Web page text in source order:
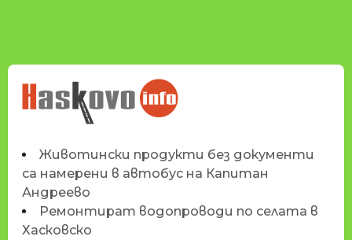
НОВИНИТЕ НА
HASKOVO.INFO
Животински продукти без документи
са намерени в автобус на Капитан
Андреево
Ремонтират водопроводи по селата в
Хасковско